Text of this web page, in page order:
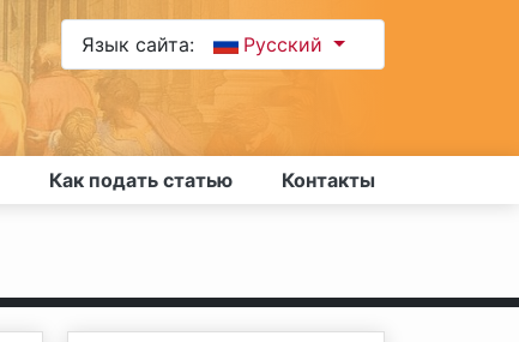
Язык сайта: Русский
Как подать статью Контакты